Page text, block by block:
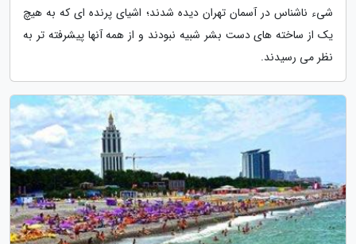
شیء ناشناس در آسمان تهران دیده شدند؛ اشیای پرنده ای که به هیچ
یک از ساخته های دست بشر شبیه نبودند و از همه آنها پیشرفته تر به
نظر می رسیدند.